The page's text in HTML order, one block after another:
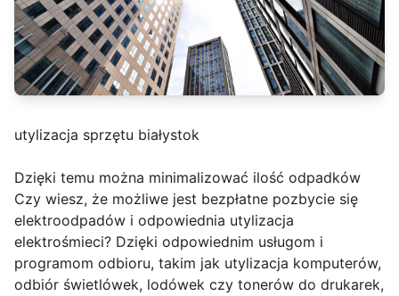
utylizacja sprzętu białystok
Dzięki temu można minimalizować ilość odpadków
Czy wiesz, że możliwe jest bezpłatne pozbycie się
elektroodpadów i odpowiednia utylizacja
elektrośmieci? Dzięki odpowiednim usługom i
programom odbioru, takim jak utylizacja komputerów,
odbiór świetlówek, lodówek czy tonerów do drukarek,